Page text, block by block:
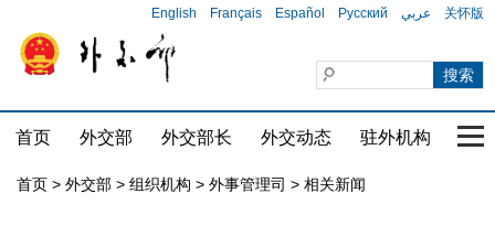
English Français Español Русский عربي 关怀版
首页 外交部 外交部长 外交动态 驻外机构 国
首页 > 外交部 > 组织机构 > 外事管理司 > 相关新闻